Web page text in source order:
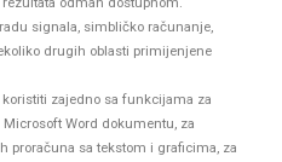
signala, simbličko računanje,
drugih oblasti primijenjene
zajedno sa funkcijama za
Word dokumentu, za
proračuna sa tekstom i graficima, za